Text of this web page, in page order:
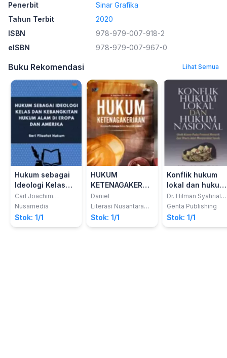
Penerbit
Sinar Grafika
Tahun Terbit
2020
ISBN
978-979-007-918-2
eISBN
978-979-007-967-0
Buku Rekomendasi Lihat Semua
Hukum sebagai
Ideologi Kelas
dan Kebangkitan
Hukum Alam di
Eropa dan
Amerika
Carl Joachim
Friedrich
Nusamedia
Stok: 1/1
HUKUM
KETENAGAKERJAAN
Kebijakan
Perlindungan
Hukum
Perspektif
Daniel
Literasi Nusantara
Abadi
Stok: 1/1
Konflik hukum
lokal dan hukum
nasional : studi
kasus pada
Prosesi Merarik
dan Waris Adat
Dr. Hilman Syahrial
Haq, SH., LL.M.
Genta Publishing
Stok: 1/1